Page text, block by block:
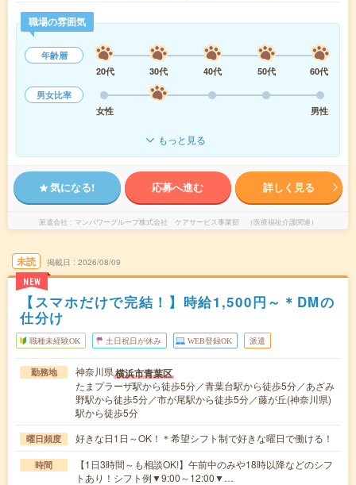
職場の雰囲気
年齢層
20代
30代 40代 50代
60代
男女比率
女性
男性
もっと見る
気になる! 応募へ進む 詳しく見る
派遣会社 マンパワーグループ株式会社 ケアサービス事業部 （医療福祉介護関連）
未読
NEW
掲載日 2026/08/09
【スマホだけで完結！】時給1,500円～＊DMの
仕分け
職種未経験OK 土日祝日が休み WEB登録OK 派遣
勤務地 神奈川県横浜市青葉区
たまプラーザ駅から徒歩5分／青葉台駅から徒歩5分／あざみ
野駅から徒歩5分／市が尾駅から徒歩5分／藤が丘(神奈川県)
駅から徒歩5分
曜日頻度 好きな日1日～OK！＊希望シフト制で好きな曜日で働ける！
時間
【1日3時間～も相談OK!】午前中のみや18時以降などのシフ
トあり！シフト例▼9:00～12:00▼…